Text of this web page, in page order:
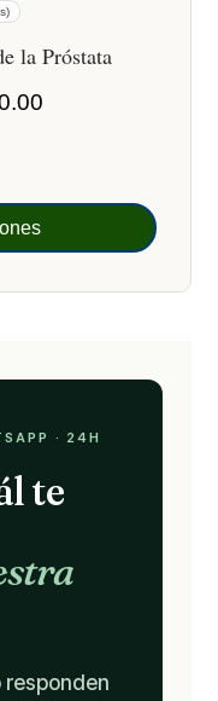
la Próstata
$650.00
· 24H
te
responden